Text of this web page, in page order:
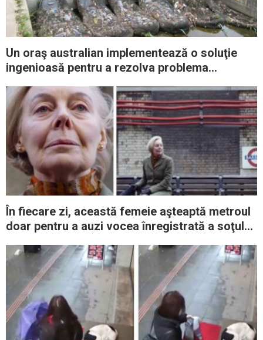
Un oraş australian implementează o soluţie
ingenioasă pentru a rezolva problema
În fiecare zi, această femeie aşteaptă metroul
doar pentru a auzi vocea înregistrată a soţului